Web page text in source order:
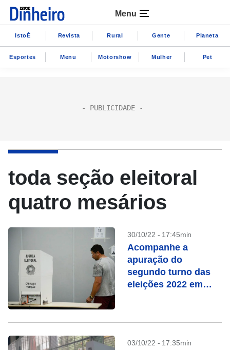
Menu
IstoÉ Revista Rural Gente Planeta
Esportes Menu Motorshow Mulher Pet
toda seção eleitoral
quatro mesários
30/10/22 - 17:45min
Acompanhe a
apuração do
segundo turno das
eleições 2022 em
03/10/22 - 17:35min